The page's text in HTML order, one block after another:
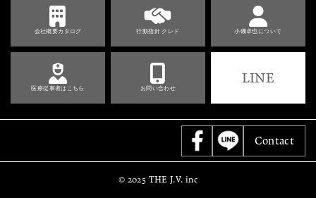
会社概要カタログ 行動指針 クレド 小磯卓也について
医療従事者はこちら お問い合わせ
LINE
Contact
© 2025 THE J.V. inc